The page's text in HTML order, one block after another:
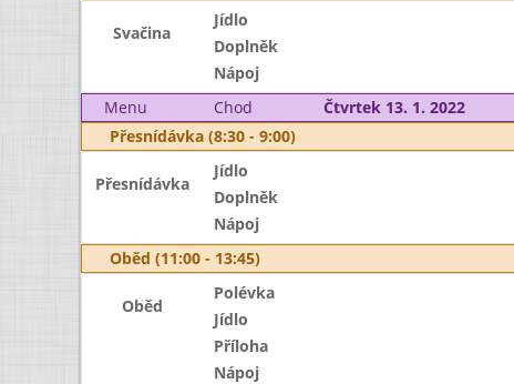
Svačina
Jídlo
Doplněk
Nápoj
Menu
Chod Čtvrtek 13. 1. 2022
Přesnídávka (8:30 - 9:00)
Přesnídávka
Jídlo
Doplněk
Nápoj
Oběd (11:00 - 13:45)
Oběd
Polévka
Jídlo
Příloha
Nápoj